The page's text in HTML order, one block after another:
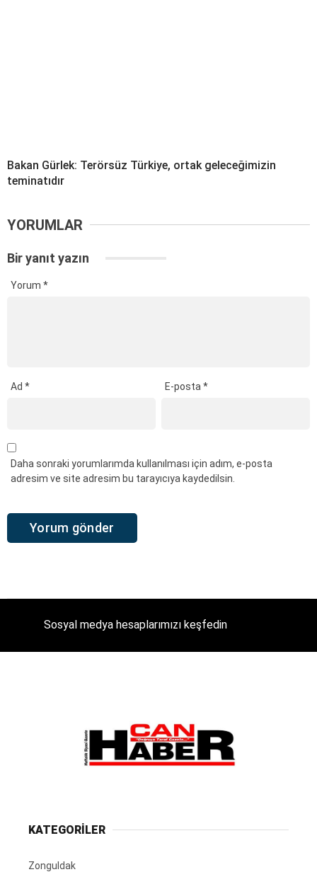
Bakan Gürlek: Terörsüz Türkiye, ortak geleceğimizin
teminatıdır
YORUMLAR
Bir yanıt yazın
Yorum *
Ad * E-posta*
Daha sonraki yorumlarımda kullanılması için adım, e-posta
adresim ve site adresim bu tarayıcıya kaydedilsin.
Sosyal medya hesaplarımızı keşfedin
KATEGORİLER
Zonguldak